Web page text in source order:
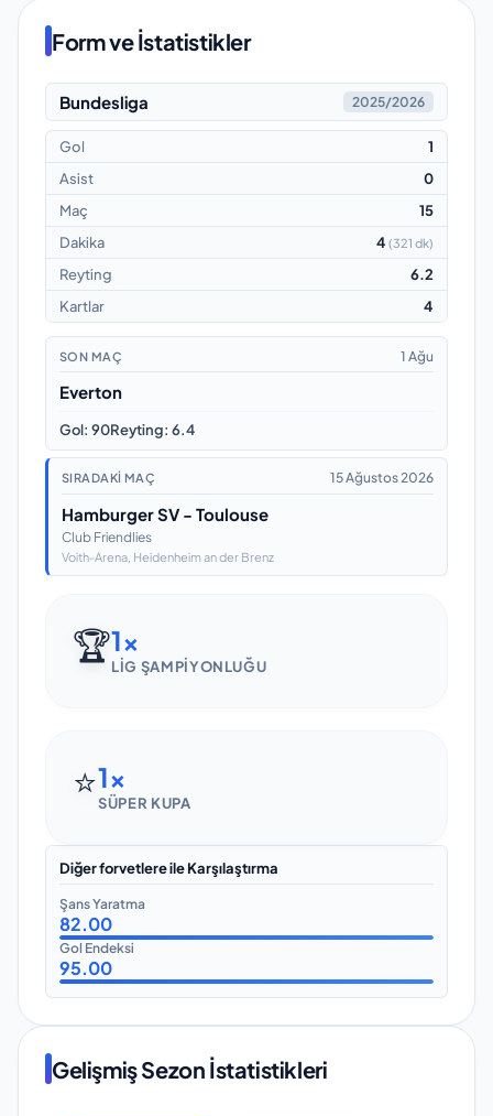
Form ve İstatistikler
Bundesliga 2025/2026
Gol
1
Asist
0
Maç
15
Dakika
4 (321 dk)
Reyting
6.2
Kartlar
4
SON MAÇ 1 Ağu
Everton
Gol: 90Reyting: 6.4
SIRADAKI MAÇ 15 Ağustos 2026
Hamburger SV - Toulouse
Club Friendlies
Voith-Arena , Heidenheim an der Brenz
🏆1x
LIG ŞAMPIYONLUĞU
⭐1x
SÜPER KUPA
Diğer forvetlere ile Karşılaştırma
Şans Yaratma
82.00
Gol Endeksi
95.00
Gelişmiş Sezon İstatistikleri